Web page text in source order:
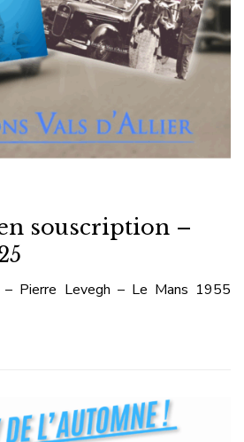
souscription –
– Pierre Levegh – Le Mans 1955
Un ouvrage totalement inédit
trois actes : En cette année 2025,